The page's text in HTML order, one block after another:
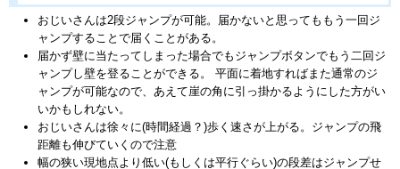
おじいさんは2段ジャンプが可能。届かないと思ってももう一回ジ
ャンプすることで届くことがある。
届かず壁に当たってしまった場合でもジャンプボタンでもう二回ジ
ャンプし壁を登ることができる。 平面に着地すればまた通常のジ
ャンプが可能なので、あえて崖の角に引っ掛かるようにした方がい
いかもしれない。
おじいさんは徐々に(時間経過？)歩く速さが上がる。ジャンプの飛
距離も伸びていくので注意
幅の狭い現地点より低い(もしくは平行ぐらい)の段差はジャンプせ